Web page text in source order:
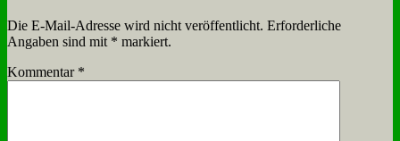
Die E-Mail-Adresse wird nicht veröffentlicht. Erforderliche
Angaben sind mit * markiert.
Kommentar *